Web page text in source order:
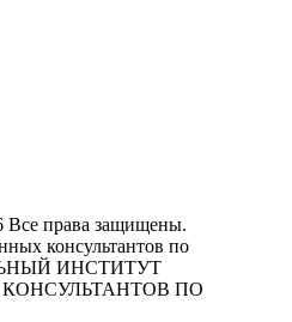
Все права защищены.
консультантов по
ИНСТИТУТ
ПО